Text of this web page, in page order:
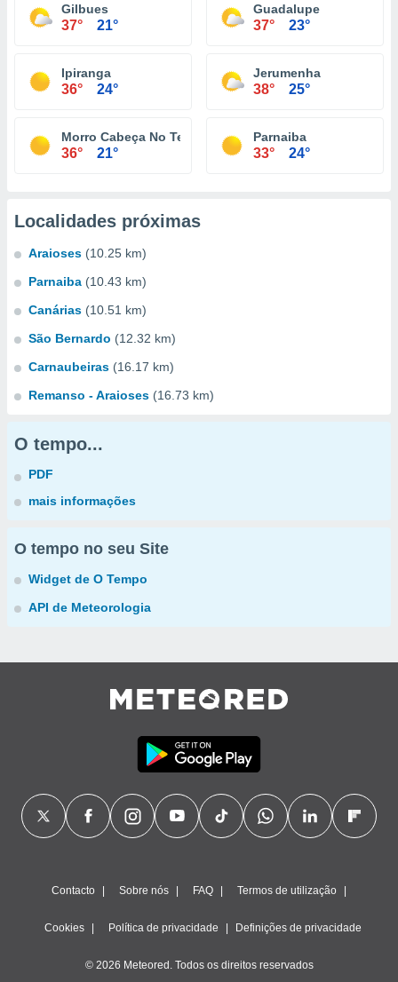
Gilbues
37° 21°
Guadalupe
37° 23°
Ipiranga
36° 24°
Jerumenha
38° 25°
Morro Cabeça No Tempo
36° 21°
Parnaiba
33° 24°
Localidades próximas
Araioses (10.25 km)
Parnaiba (10.43 km)
Canárias (10.51 km)
São Bernardo (12.32 km)
Carnaubeiras (16.17 km)
Remanso - Araioses (16.73 km)
O tempo...
PDF
mais informações
O tempo no seu Site
Widget de O Tempo
API de Meteorologia
Contacto Sobre nós FAQ Termos de utilização
Cookies Política de privacidade Definições de privacidade
© 2026 Meteored. Todos os direitos reservados